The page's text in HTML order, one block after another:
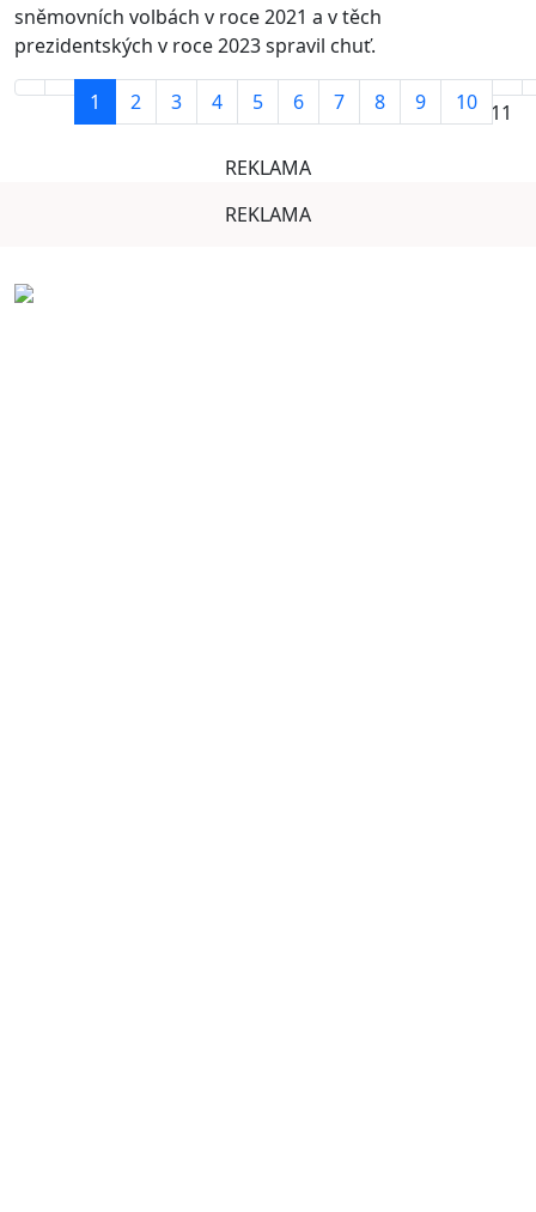
sněmovních volbách v roce 2021 a v těch
prezidentských v roce 2023 spravil chuť.
Strana 1 z 11
1 2 3 4 5 6 7 8 9 10
REKLAMA
REKLAMA